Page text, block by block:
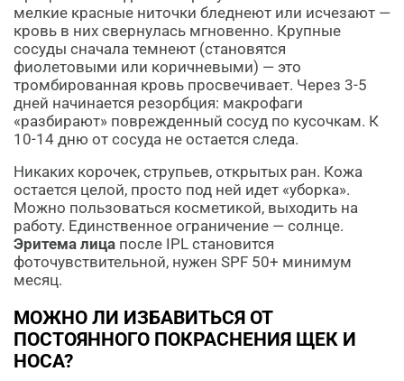
мелкие красные ниточки бледнеют или исчезают —
кровь в них свернулась мгновенно. Крупные
сосуды сначала темнеют (становятся
фиолетовыми или коричневыми) — это
тромбированная кровь просвечивает. Через 3-5
дней начинается резорбция: макрофаги
«разбирают» поврежденный сосуд по кусочкам. К
10-14 дню от сосуда не остается следа.
Никаких корочек, струпьев, открытых ран. Кожа
остается целой, просто под ней идет «уборка».
Можно пользоваться косметикой, выходить на
работу. Единственное ограничение — солнце.
Эритема лица после IPL становится
фоточувствительной, нужен SPF 50+ минимум
месяц.
МОЖНО ЛИ ИЗБАВИТЬСЯ ОТ
ПОСТОЯННОГО ПОКРАСНЕНИЯ ЩЕК И
НОСА?